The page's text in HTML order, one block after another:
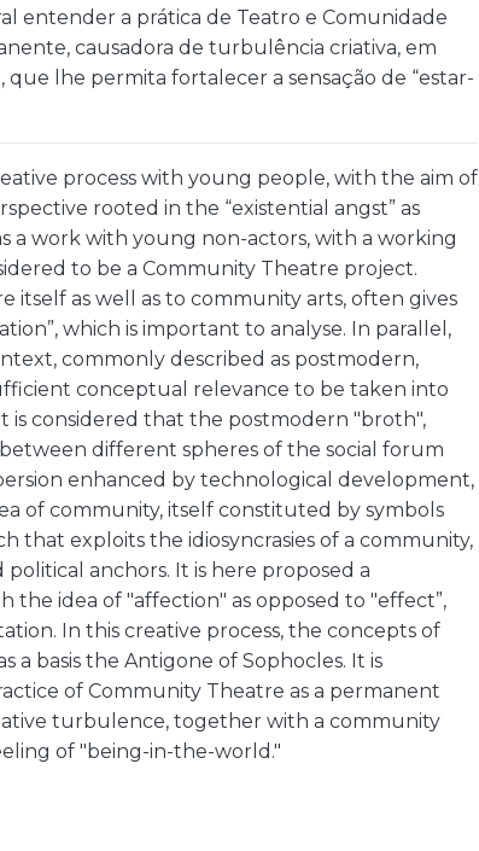
entender a prática de Teatro e Comunidade
causadora de turbulência criativa, em
lhe permita fortalecer a sensação de “estar-
process with young people, with the aim of
rooted in the “existential angst” as
a work with young non-actors, with a working
to be a Community Theatre project.
as well as to community arts, often gives
which is important to analyse. In parallel,
commonly described as postmodern,
conceptual relevance to be taken into
considered that the postmodern "broth",
different spheres of the social forum
enhanced by technological development,
of community, itself constituted by symbols
that exploits the idiosyncrasies of a community,
anchors. It is here proposed a
the idea of "affection" as opposed to "effect”,
In this creative process, the concepts of
a basis the Antigone of Sophocles. It is
of Community Theatre as a permanent
turbulence, together with a community
of "being-in-the-world."